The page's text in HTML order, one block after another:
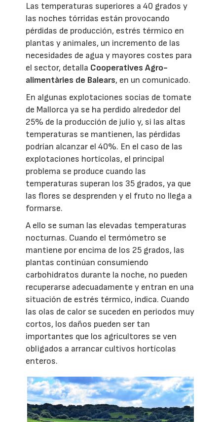
Las temperaturas superiores a 40 grados y
las noches tórridas están provocando
pérdidas de producción, estrés térmico en
plantas y animales, un incremento de las
necesidades de agua y mayores costes para
el sector, detalla Cooperatives Agro-
alimentàries de Balears, en un comunicado.
En algunas explotaciones socias de tomate
de Mallorca ya se ha perdido alrededor del
25% de la producción de julio y, si las altas
temperaturas se mantienen, las pérdidas
podrían alcanzar el 40%. En el caso de las
explotaciones hortícolas, el principal
problema se produce cuando las
temperaturas superan los 35 grados, ya que
las flores se desprenden y el fruto no llega a
formarse.
A ello se suman las elevadas temperaturas
nocturnas. Cuando el termómetro se
mantiene por encima de los 25 grados, las
plantas continúan consumiendo
carbohidratos durante la noche, no pueden
recuperarse adecuadamente y entran en una
situación de estrés térmico, indica. Cuando
las olas de calor se suceden en periodos muy
cortos, los daños pueden ser tan
importantes que los agricultores se ven
obligados a arrancar cultivos hortícolas
enteros.